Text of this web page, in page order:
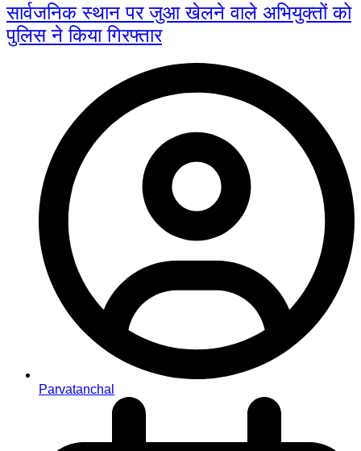
सार्वजनिक स्थान पर जुआ खेलने वाले अभियुक्तों को
पुलिस ने किया गिरफ्तार
Parvatanchal